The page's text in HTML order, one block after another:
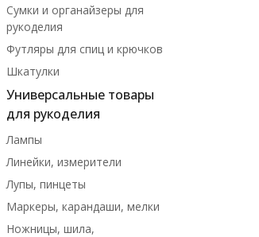
Сумки и органайзеры для
рукоделия
Футляры для спиц и крючков
Шкатулки
Универсальные товары
для рукоделия
Лампы
Линейки, измерители
Лупы, пинцеты
Маркеры, карандаши, мелки
Ножницы, шила,